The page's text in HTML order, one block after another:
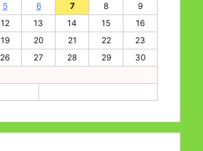
5 6 7 8
9
12 13 14 15
16
19 20 21 22
23
26 27 28 29
30